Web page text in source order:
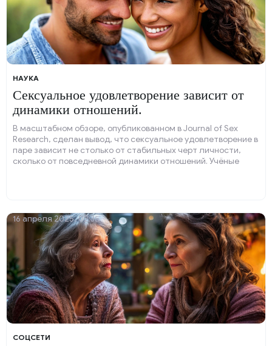
НАУКА
Сексуальное удовлетворение зависит от
динамики отношений.
В масштабном обзоре, опубликованном в Journal of Sex
Research, сделан вывод, что сексуальное удовлетворение в
паре зависит не столько от стабильных черт личности,
сколько от повседневной динамики отношений. Учёные
COЦСЕТИ
16 апреля 2025, 02:35